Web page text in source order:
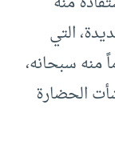
التي
منه سبحانه،
الحضارة